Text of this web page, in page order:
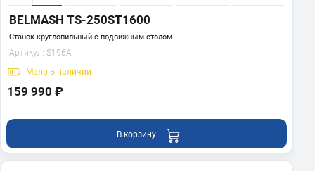
BELMASH TS-250ST1600
Станок круглопильный с подвижным столом
Артикул: S196A
Мало в наличии
159 990 ₽
В корзину